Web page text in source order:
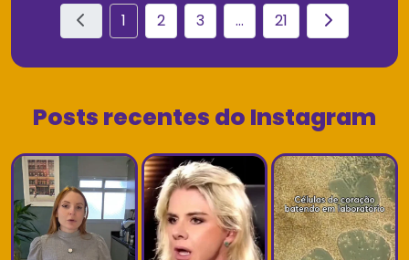
1 2 3 ... 21
Posts recentes do Instagram